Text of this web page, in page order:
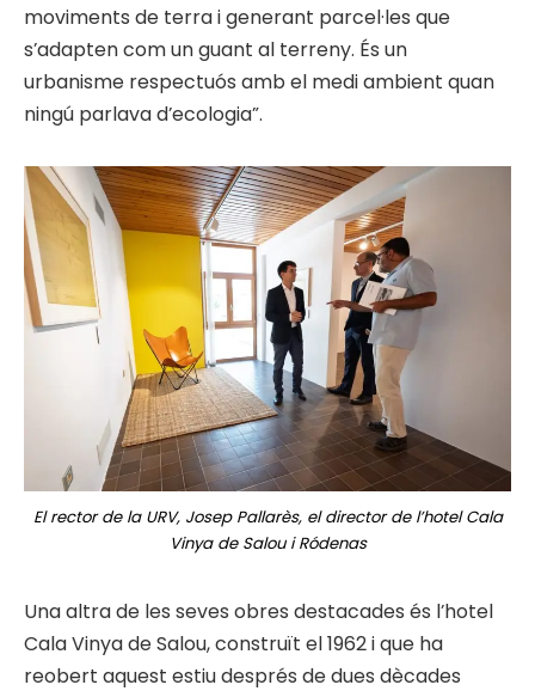
moviments de terra i generant parcel·les que
s’adapten com un guant al terreny. És un
urbanisme respectuós amb el medi ambient quan
ningú parlava d’ecologia”.
El rector de la URV, Josep Pallarès, el director de l’hotel Cala
Vinya de Salou i Ródenas
Una altra de les seves obres destacades és l’hotel
Cala Vinya de Salou, construït el 1962 i que ha
reobert aquest estiu després de dues dècades